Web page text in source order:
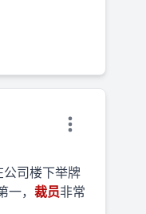
司楼下举牌
， 裁员非常